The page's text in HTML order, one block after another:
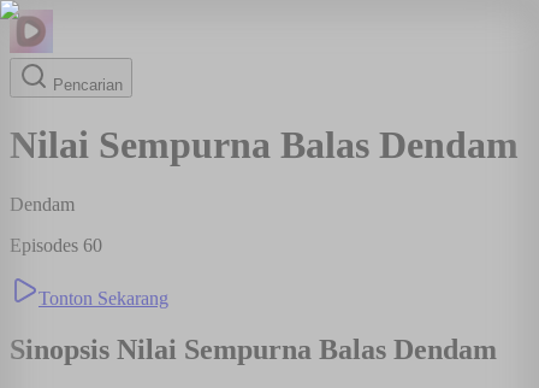
Pencarian
Nilai Sempurna Balas Dendam
Dendam
Episodes 60
Tonton Sekarang
Sinopsis Nilai Sempurna Balas Dendam